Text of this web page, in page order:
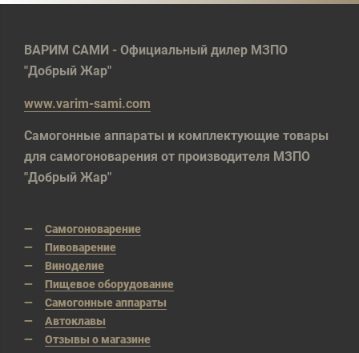
ВАРИМ САМИ - Официальный дилер МЗПО
"Добрый Жар"
www.varim-sami.com
Самогонные аппараты и комплектующие товары
для самогоноварения от производителя МЗПО
"Добрый Жар"
Самогоноварение
Пивоварение
Виноделие
Пищевое оборудование
Самогонные аппараты
Автоклавы
Отзывы о магазине